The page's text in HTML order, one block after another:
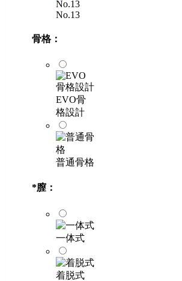
No.13
骨格：
EVO骨
格設計
普通骨格
*膣：
一体式
着脱式